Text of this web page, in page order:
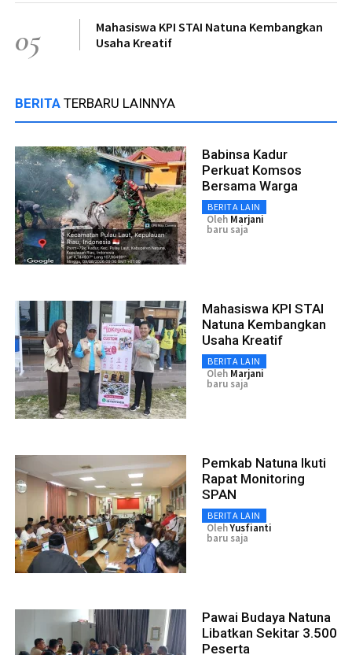
05
Mahasiswa KPI STAI Natuna Kembangkan
Usaha Kreatif
BERITA TERBARU LAINNYA
Babinsa Kadur
Perkuat Komsos
Bersama Warga
BERITA LAIN
Oleh Marjani
baru saja
Mahasiswa KPI STAI
Natuna Kembangkan
Usaha Kreatif
BERITA LAIN
Oleh Marjani
baru saja
Pemkab Natuna Ikuti
Rapat Monitoring
SPAN
BERITA LAIN
OlehYusfianti
baru saja
Pawai Budaya Natuna
Libatkan Sekitar 3.500
Peserta